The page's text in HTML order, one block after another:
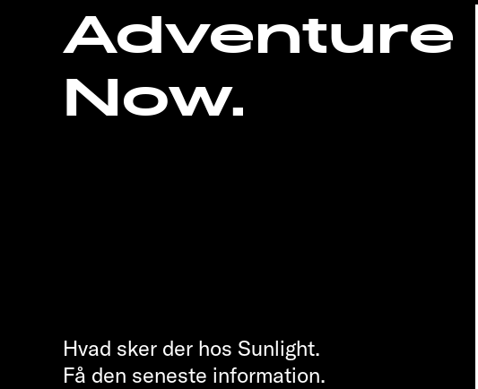
Adventure
Now.
Hvad sker der hos Sunlight.
Få den seneste information.